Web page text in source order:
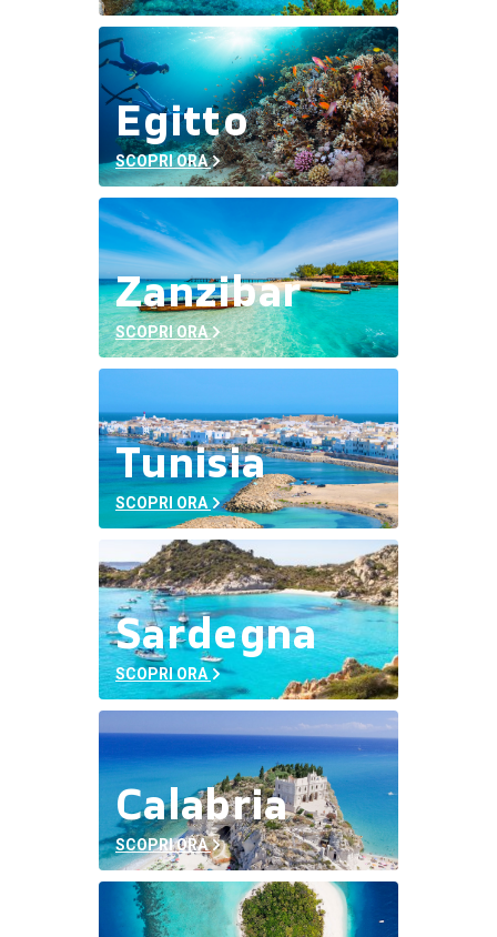
Egitto
SCOPRI ORA
Zanzibar
SCOPRI ORA
Tunisia
SCOPRI ORA
Sardegna
SCOPRI ORA
Calabria
SCOPRI ORA